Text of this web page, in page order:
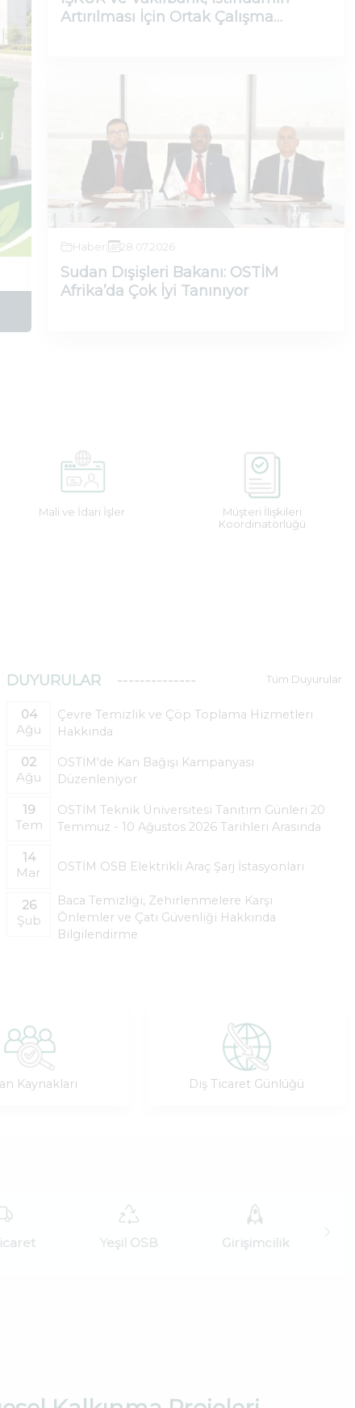
gerçekleştirildi.
Artırılması İçin Ortak Çalışma
Haber 28.07.2026
Sudan Dışişleri Bakanı: OSTİM
Afrika’da Çok İyi Tanınıyor
Mali ve İdari İşler
Müşteri İlişkileri
Koordinatörlüğü
DUYURULAR Tüm Duyurular
04
Ağu
Çevre Temizlik ve Çöp Toplama Hizmetleri
Hakkında
02
Ağu
OSTİM'de Kan Bağışı Kampanyası
Düzenleniyor
19
Tem
OSTİM Teknik Üniversitesi Tanıtım Günleri 20
Temmuz - 10 Ağustos 2026 Tarihleri Arasında
14
Mar
OSTİM OSB Elektrikli Araç Şarj İstasyonları
26
Şub
Baca Temizliği, Zehirlenmelere Karşı
Önlemler ve Çatı Güvenliği Hakkında
Bilgilendirme
Kaynakları Dış Ticaret Günlüğü
Yeşil OSB Girişimcilik